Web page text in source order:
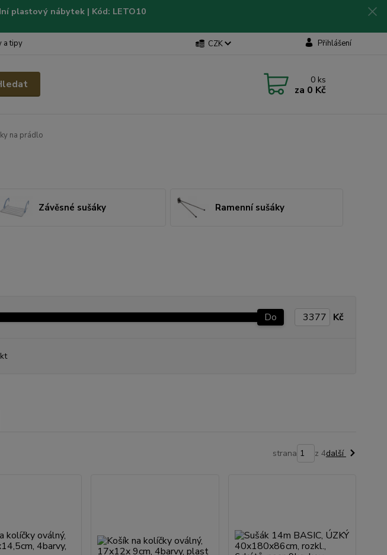
plastový nábytek | Kód: LETO10
a tipy CZK Přihlášení
0 ks
za 0 Kč
na prádlo
Závěsné sušáky Ramenní sušáky
Do Kč
strana z 4další